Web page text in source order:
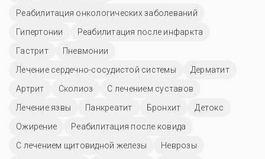
Реабилитация онкологических заболеваний
Гипертонии
Реабилитация после инфаркта
Гастрит
Пневмонии
Лечение сердечно-сосудистой системы
Дерматит
Артрит
Сколиоз
С лечением суставов
Лечение язвы
Панкреатит Бронхит
Детокс
Ожирение
Реабилитация после ковида
С лечением щитовидной железы
Неврозы